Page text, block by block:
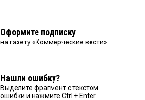
Оформите подписку
на газету «Коммерческие вести»
Нашли ошибку?
Выделите фрагмент с текстом
ошибки и нажмите Ctrl + Enter.